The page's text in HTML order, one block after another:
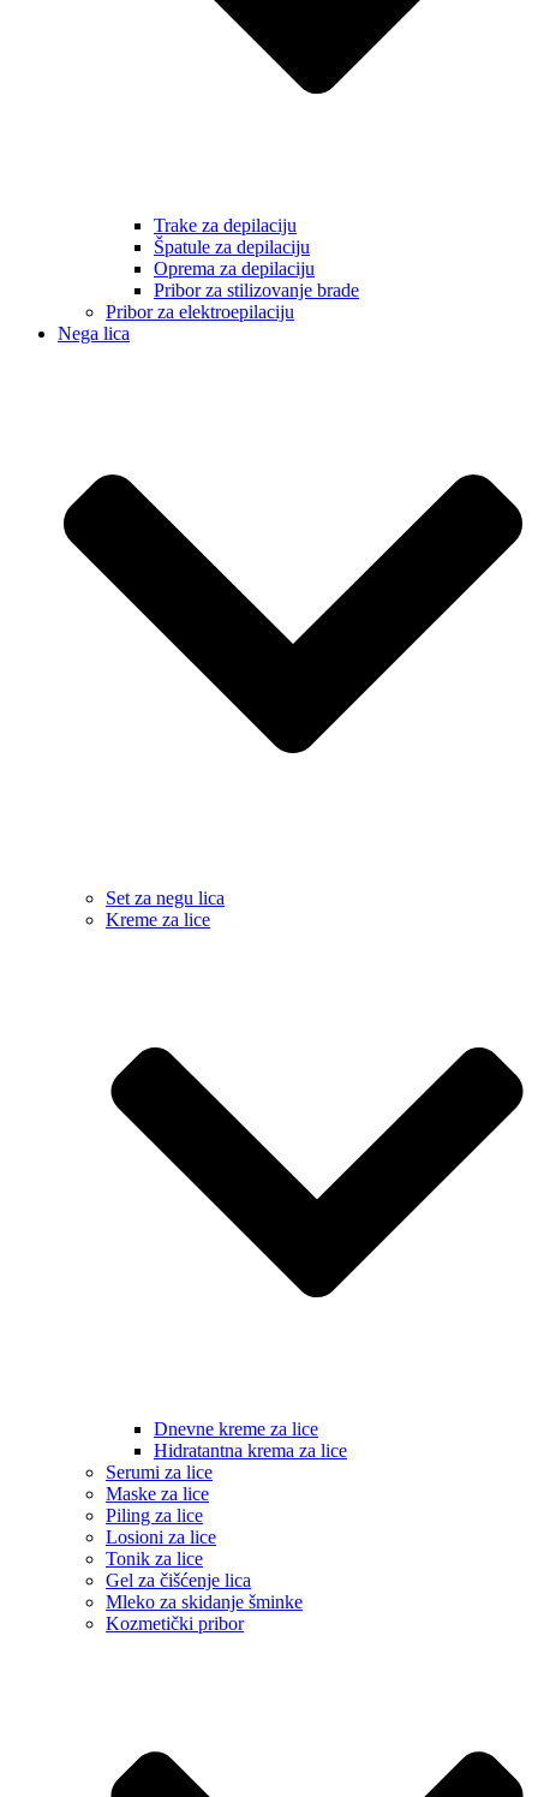
Trake za depilaciju
Špatule za depilaciju
Oprema za depilaciju
Pribor za stilizovanje brade
Pribor za elektroepilaciju
Nega lica
Set za negu lica
Kreme za lice
Dnevne kreme za lice
Hidratantna krema za lice
Serumi za lice
Maske za lice
Piling za lice
Losioni za lice
Tonik za lice
Gel za čišćenje lica
Mleko za skidanje šminke
Kozmetički pribor